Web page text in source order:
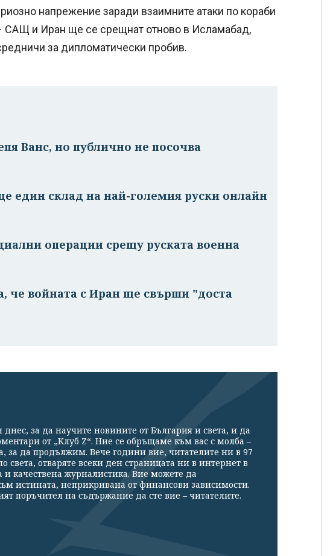
напрежение заради взаимните атаки по кораби
САЩ и Иран ще се срещнат отново в Исламабад,
за дипломатически пробив.
Ванс, но публично не посочва
един склад на най-големия руски онлайн
операции срещу руската военна
че войната с Иран ще свърши "доста
за да научите новините от България и света, и да
от „Клуб Z“. Ние се обръщаме към вас с молба –
за да продължим. Вече години вие, читателите ни в 97
отваряте всеки ден страницата ни в интернет в
качествена журналистика. Вие можете да
истината, неприкривана от финансови зависимости.
поръчител на съдържание да сте вие – читателите.